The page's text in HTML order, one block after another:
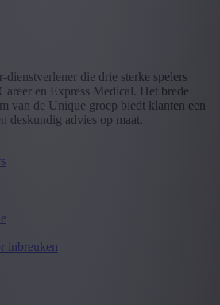
die drie sterke spelers
en Express Medical. Het brede
van de Unique groep biedt klanten een
deskundig advies op maat.
inbreuken